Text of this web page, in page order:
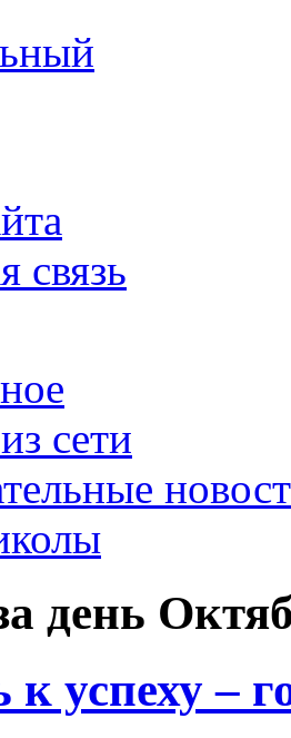
связь
сети
день
успеху –